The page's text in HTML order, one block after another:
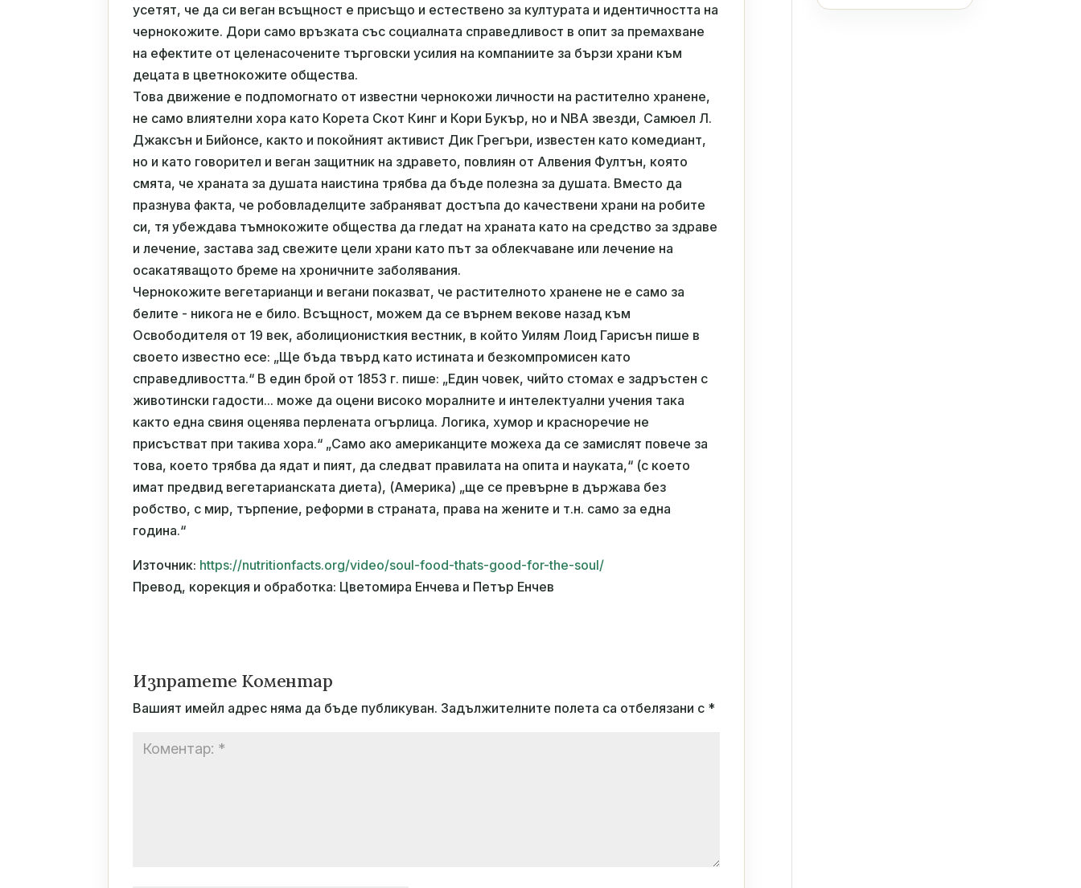
усетят, че да си веган всъщност е присъщо и естествено за културата и идентичността на
чернокожите. Дори само връзката със социалната справедливост в опит за премахване
на ефектите от целенасочените търговски усилия на компаниите за бързи храни към
децата в цветнокожите общества.
Това движение е подпомогнато от известни чернокожи личности на растително хранене,
не само влиятелни хора като Корета Скот Кинг и Кори Букър, но и NBA звезди, Самюел Л.
Джаксън и Бийонсе, както и покойният активист Дик Грегъри, известен като комедиант,
но и като говорител и веган защитник на здравето, повлиян от Алвения Фултън, която
смята, че храната за душата наистина трябва да бъде полезна за душата. Вместо да
празнува факта, че робовладелците забраняват достъпа до качествени храни на робите
си, тя убеждава тъмнокожите общества да гледат на храната като на средство за здраве
и лечение, застава зад свежите цели храни като път за облекчаване или лечение на
осакатяващото бреме на хроничните заболявания.
Чернокожите вегетарианци и вегани показват, че растителното хранене не е само за
белите - никога не е било. Всъщност, можем да се върнем векове назад към
Освободителя от 19 век, аболиционисткия вестник, в който Уилям Лоид Гарисън пише в
своето известно есе: „Ще бъда твърд като истината и безкомпромисен като
справедливостта.“ В един брой от 1853 г. пише: „Един човек, чийто стомах е задръстен с
животински гадости... може да оцени високо моралните и интелектуални учения така
както една свиня оценява перлената огърлица. Логика, хумор и красноречие не
присъстват при такива хора.“ „Само ако американците можеха да се замислят повече за
това, което трябва да ядат и пият, да следват правилата на опита и науката,“ (с което
имат предвид вегетарианската диета), (Америка) „ще се превърне в държава без
робство, с мир, търпение, реформи в страната, права на жените и т.н. само за една
година.“
Източник: https://nutritionfacts.org/video/soul-food-thats-good-for-the-soul/
Превод, корекция и обработка: Цветомира Енчева и Петър Енчев
Изпратете Коментар
Вашият имейл адрес няма да бъде публикуван. Задължителните полета са отбелязани с *